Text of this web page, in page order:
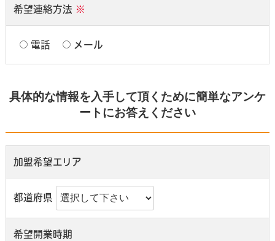
希望連絡方法 ※
電話 メール
具体的な情報を入手して頂くために簡単なアンケ
ートにお答えください
加盟希望エリア
都道府県
希望開業時期